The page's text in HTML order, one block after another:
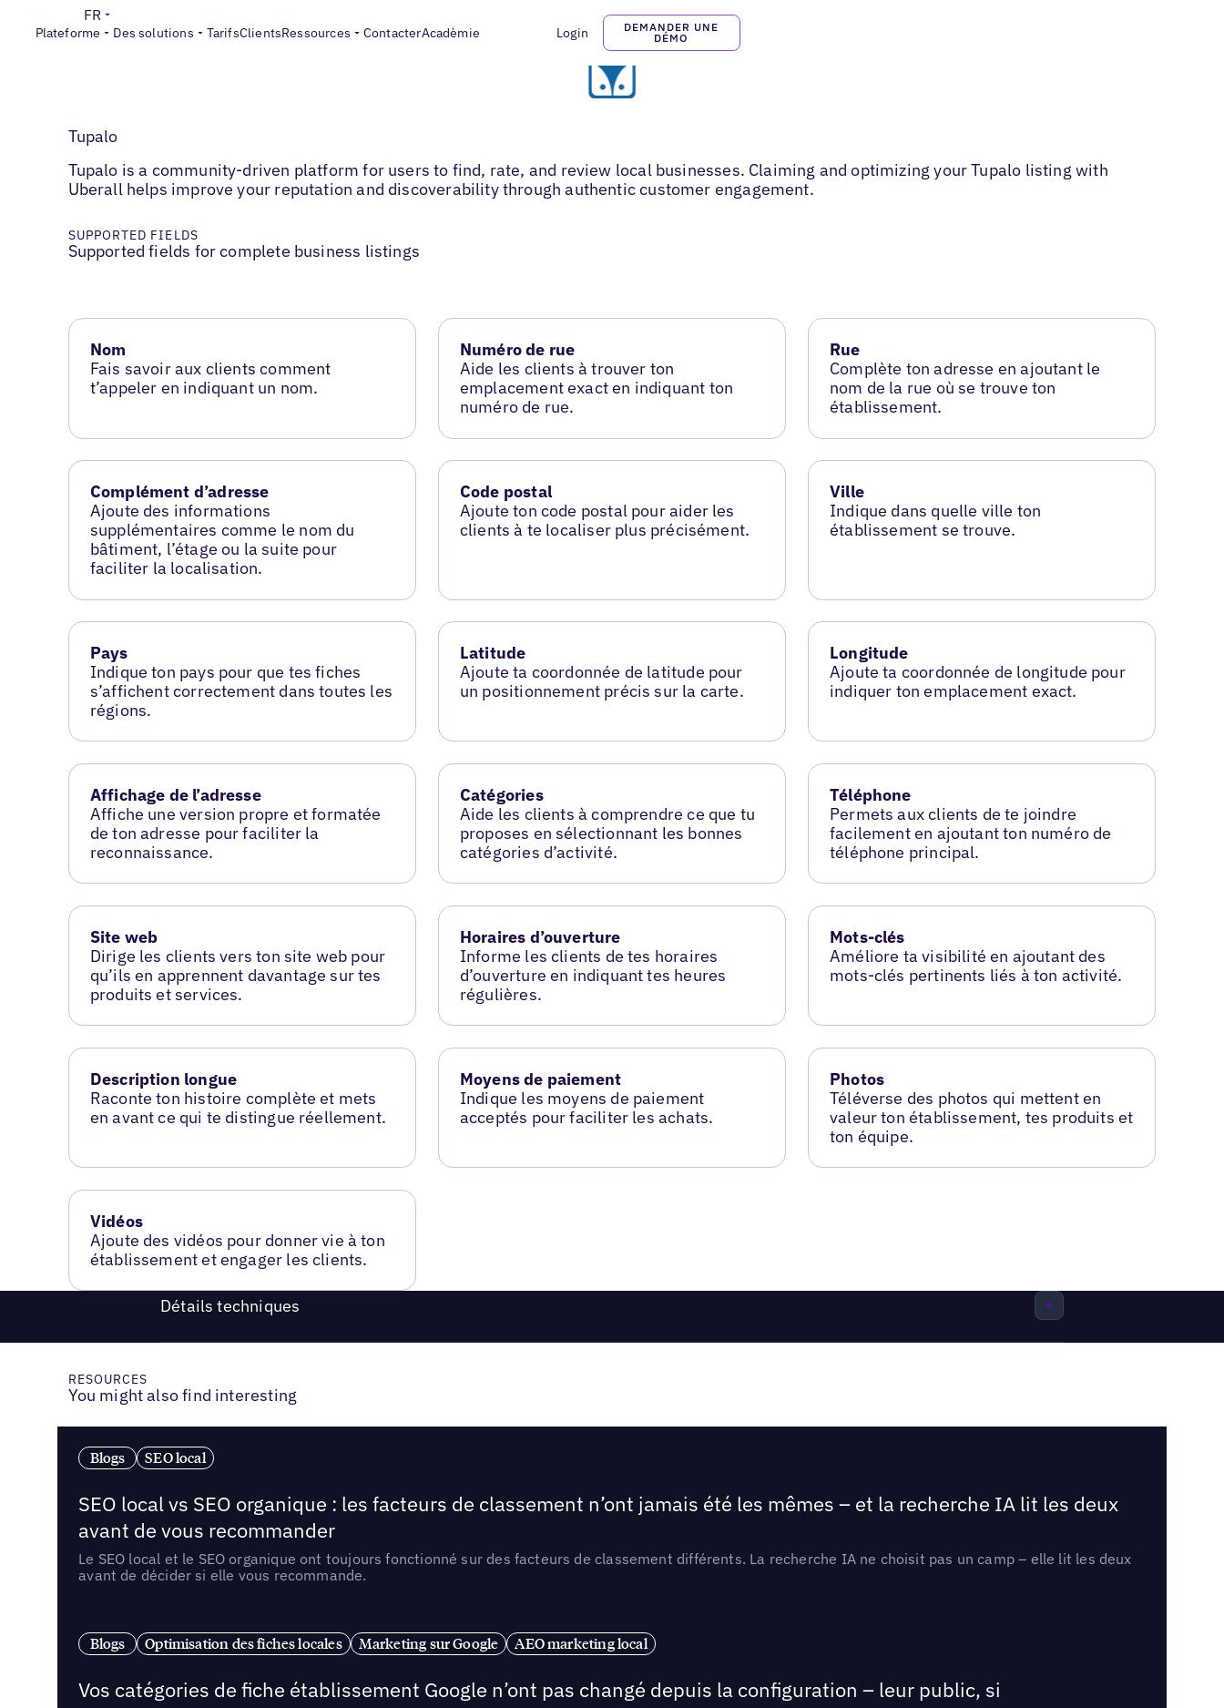
Plateforme Des solutions TarifsClientsRessources ContacterAcadèmie Login
DEMANDER UNE
DÉMO
FR
Tupalo
Tupalo is a community-driven platform for users to find, rate, and review local businesses. Claiming and optimizing your Tupalo listing with
Uberall helps improve your reputation and discoverability through authentic customer engagement.
SUPPORTED FIELDS
Supported fields for complete business listings
Nom
Fais savoir aux clients comment
t’appeler en indiquant un nom.
Numéro de rue
Aide les clients à trouver ton
emplacement exact en indiquant ton
numéro de rue.
Rue
Complète ton adresse en ajoutant le
nom de la rue où se trouve ton
établissement.
Complément d’adresse
Ajoute des informations
supplémentaires comme le nom du
bâtiment, l’étage ou la suite pour
faciliter la localisation.
Code postal
Ajoute ton code postal pour aider les
clients à te localiser plus précisément.
Ville
Indique dans quelle ville ton
établissement se trouve.
Pays
Indique ton pays pour que tes fiches
s’affichent correctement dans toutes les
régions.
Latitude
Ajoute ta coordonnée de latitude pour
un positionnement précis sur la carte.
Longitude
Ajoute ta coordonnée de longitude pour
indiquer ton emplacement exact.
Affichage de l’adresse
Affiche une version propre et formatée
de ton adresse pour faciliter la
reconnaissance.
Catégories
Aide les clients à comprendre ce que tu
proposes en sélectionnant les bonnes
catégories d’activité.
Téléphone
Permets aux clients de te joindre
facilement en ajoutant ton numéro de
téléphone principal.
Site web
Dirige les clients vers ton site web pour
qu’ils en apprennent davantage sur tes
produits et services.
Horaires d’ouverture
Informe les clients de tes horaires
d’ouverture en indiquant tes heures
régulières.
Mots-clés
Améliore ta visibilité en ajoutant des
mots-clés pertinents liés à ton activité.
Description longue
Raconte ton histoire complète et mets
en avant ce qui te distingue réellement.
Moyens de paiement
Indique les moyens de paiement
acceptés pour faciliter les achats.
Photos
Téléverse des photos qui mettent en
valeur ton établissement, tes produits et
ton équipe.
Vidéos
Ajoute des vidéos pour donner vie à ton
établissement et engager les clients.
Détails techniques
RESOURCES
You might also find interesting
Blogs SEO local
SEO local vs SEO organique : les facteurs de classement n’ont jamais été les mêmes – et la recherche IA lit les deux
avant de vous recommander
Le SEO local et le SEO organique ont toujours fonctionné sur des facteurs de classement différents. La recherche IA ne choisit pas un camp – elle lit les deux
avant de décider si elle vous recommande.
Blogs Optimisation des fiches locales Marketing sur Google AEO marketing local
Vos catégories de fiche établissement Google n’ont pas changé depuis la configuration – leur public, si